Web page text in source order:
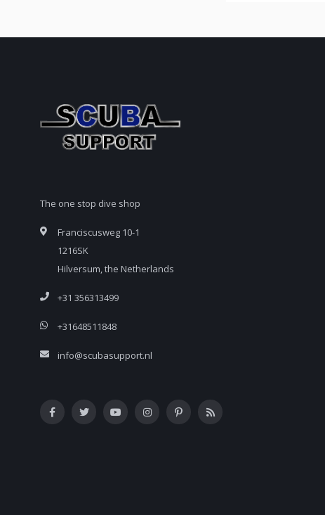
The one stop dive shop
Franciscusweg 10-1
1216SK
Hilversum, the Netherlands
+31 356313499
+31648511848
info@scubasupport.nl